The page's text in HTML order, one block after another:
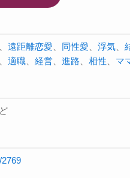
遠距離恋愛 同性愛 浮気
適職 経営 進路 相性 マ